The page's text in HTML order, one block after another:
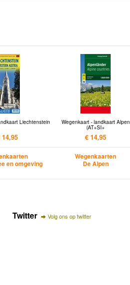
Liechtenstein
14,95
en omgeving
Wegenkaart - landkaart Alpen
(AT+SI+
€ 14,95
Wegenkaarten
De Alpen
Twitter Volg ons op twitter